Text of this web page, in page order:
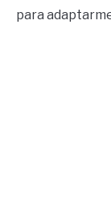
para